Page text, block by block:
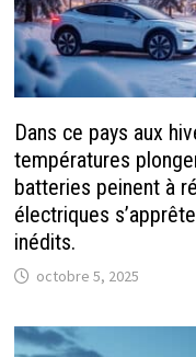
Dans ce pays aux
températures
batteries peinent à
électriques
inédits.
octobre 5, 2025